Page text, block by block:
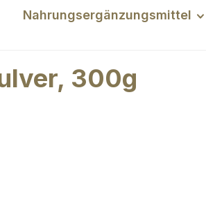
Nahrungsergänzungsmittel
300g